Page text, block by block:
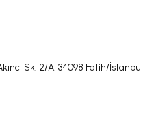
Sk. 2/A, 34098 Fatih/İstanbul